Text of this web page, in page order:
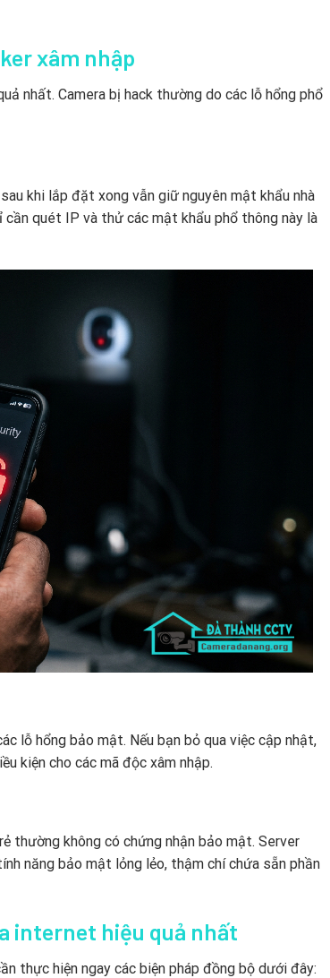
xâm nhập
nhất. Camera bị hack thường do các lỗ hổng phổ
khi lắp đặt xong vẫn giữ nguyên mật khẩu nhà
cần quét IP và thử các mật khẩu phổ thông này là
lỗ hổng bảo mật. Nếu bạn bỏ qua việc cập nhật,
kiện cho các mã độc xâm nhập.
thường không có chứng nhận bảo mật. Server
năng bảo mật lỏng lẻo, thậm chí chứa sẵn phần
internet hiệu quả nhất
thực hiện ngay các biện pháp đồng bộ dưới đây: